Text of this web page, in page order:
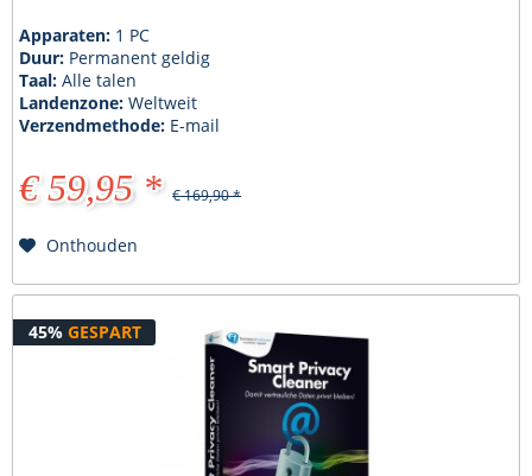
Apparaten: 1 PC
Duur: Permanent geldig
Taal:Alle talen
Landenzone:Weltweit
Verzendmethode: E-mail
€ 59,95 * € 169,90 *
Onthouden
45% GESPART